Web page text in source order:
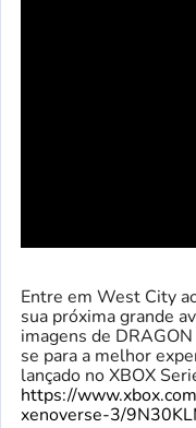
Entre em West City
sua próxima grande
imagens de
se para a melhor
lançado no XBOX
https://
xenoverse-3/